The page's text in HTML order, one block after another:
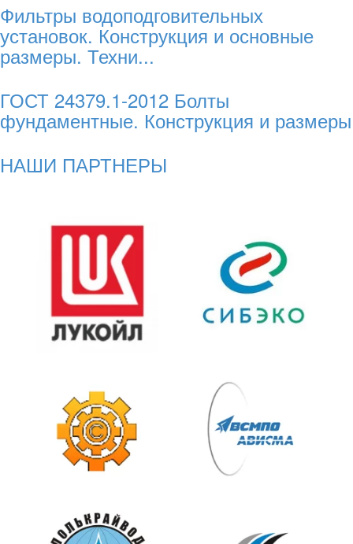
Фильтры водоподговительных
установок. Конструкция и основные
размеры. Техни...
ГОСТ 24379.1-2012 Болты
фундаментные. Конструкция и размеры
НАШИ ПАРТНЕРЫ